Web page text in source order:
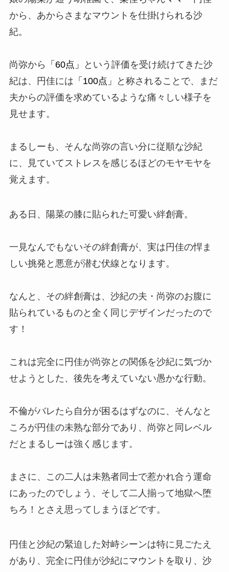
から、あからさまなマウントを仕掛けられる沙
紀。
尚弥から 「60点」
という評価を受け続けてきた沙
紀は、円佳には 「100点」
と称されることで、まだ
夫からの評価を求めているような痛々しい様子を
見せます。
まるしーも、そんな尚弥の言い分に従順な沙紀
に、見ていてストレスを感じるほどのモヤモヤを
覚えます。
ある日、陽菜の膝に貼られた可愛い絆創膏。
一見なんでもないその絆創膏が、実は円佳の悍ま
しい挑発と悪意が潜む伏線となります。
なんと、その絆創膏は、沙紀の夫・尚弥のお腹に
貼られているものと全く同じデザインだったので
す！
これは完全に円佳が尚弥との関係を沙紀に気づか
せようとした、後先を考えていない愚かな行動。
不倫がバレたら自分が困るはずなのに、そんなと
ころが円佳の未熟な部分であり、尚弥と同レベル
だとまるしーは強く感じます。
まさに、この二人は未熟者同士で惹かれ合う運命
にあったのでしょう、そして二人揃って地獄へ堕
ちろ！とさえ思ってしまうほどです。
円佳と沙紀の緊迫した対峙シーンは特に見ごたえ
があり、完全に円佳が沙紀にマウントを取り、沙